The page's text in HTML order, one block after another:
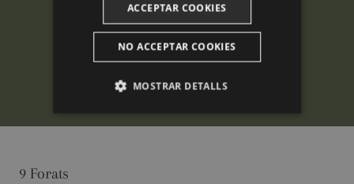
9 Forats
ACCEPTAR COOKIES
NO ACCEPTAR COOKIES
MOSTRAR DETALLS